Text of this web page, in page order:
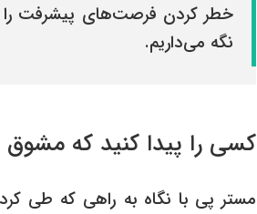
خطر کردن فرصت‌های پیشرفت را
نگه می‌داریم.
کسی را پیدا کنید که
مستر پی با نگاه به راهی که طی